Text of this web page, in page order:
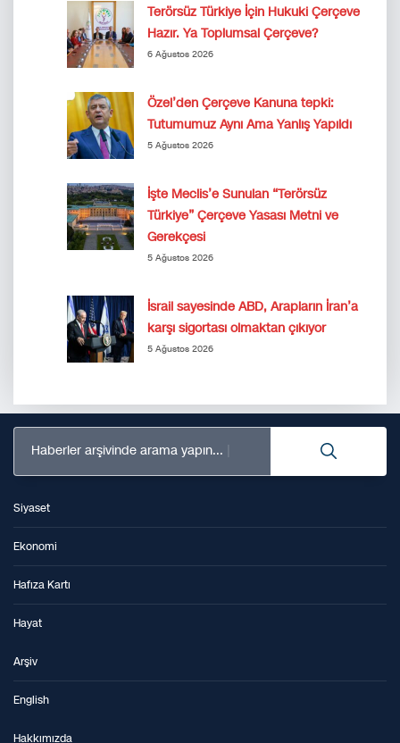
Terörsüz Türkiye İçin Hukuki Çerçeve
Hazır. Ya Toplumsal Çerçeve?
6 Ağustos 2026
Özel’den Çerçeve Kanuna tepki:
Tutumumuz Aynı Ama Yanlış Yapıldı
5 Ağustos 2026
İşte Meclis’e Sunulan “Terörsüz
Türkiye” Çerçeve Yasası Metni ve
Gerekçesi
5 Ağustos 2026
İsrail sayesinde ABD, Arapların İran’a
karşı sigortası olmaktan çıkıyor
5 Ağustos 2026
Haberler arşivinde arama yapın...
Siyaset
Ekonomi
Hafıza Kartı
Hayat
Arşiv
English
Hakkımızda